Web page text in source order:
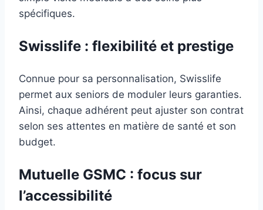
spécifiques.
Swisslife : flexibilité et prestige
Connue pour sa personnalisation, Swisslife
permet aux seniors de moduler leurs garanties.
Ainsi, chaque adhérent peut ajuster son contrat
selon ses attentes en matière de santé et son
budget.
Mutuelle GSMC : focus sur
l’accessibilité